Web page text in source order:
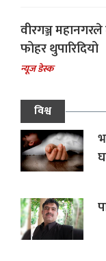
वीरगञ्ज महानगरले
फोहर थुपारिदियो
न्यूज डेस्क
विश्व